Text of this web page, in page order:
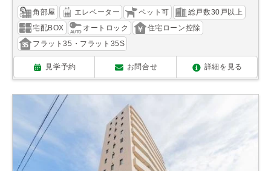
角部屋 エレベーター ペット可
総戸数30戸以上
宅配BOX
オートロック
住宅ローン控除
フラット35・フラット35S
見学予約 お問合せ 詳細を見る